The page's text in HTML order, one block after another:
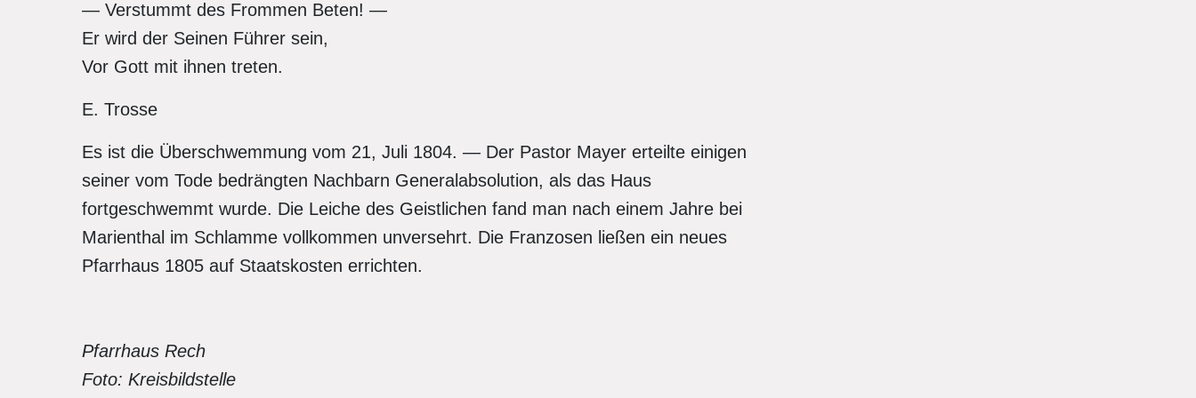
— Verstummt des Frommen Beten! —
Er wird der Seinen Führer sein,
Vor Gott mit ihnen treten.
E. Trosse
Es ist die Überschwemmung vom 21, Juli 1804. — Der Pastor Mayer erteilte einigen
seiner vom Tode bedrängten Nachbarn Generalabsolution, als das Haus
fortgeschwemmt wurde. Die Leiche des Geistlichen fand man nach einem Jahre bei
Marienthal im Schlamme vollkommen unversehrt. Die Franzosen ließen ein neues
Pfarrhaus 1805 auf Staatskosten errichten.
Pfarrhaus Rech
Foto: Kreisbildstelle